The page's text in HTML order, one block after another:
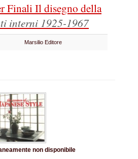
Finali Il disegno della
interni 1925-1967
Marsilio Editore
non disponibile